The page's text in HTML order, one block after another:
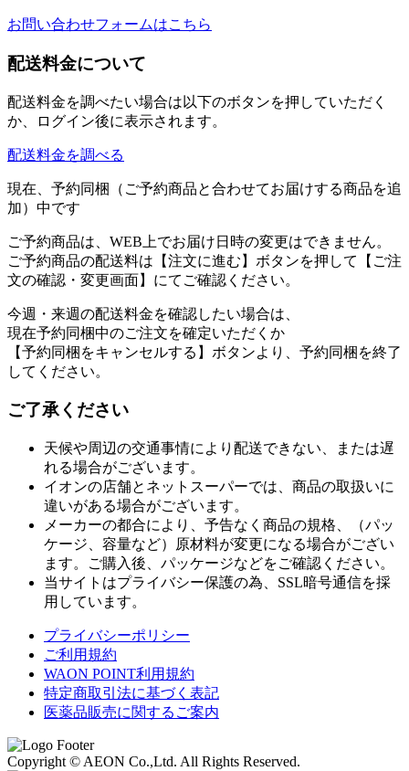
お問い合わせフォームはこちら
配送料金について
配送料金を調べたい場合は以下のボタンを押していただく
か、ログイン後に表示されます。
配送料金を調べる
現在、予約同梱（ご予約商品と合わせてお届けする商品を追
加）中です
ご予約商品は、WEB上でお届け日時の変更はできません。
ご予約商品の配送料は【注文に進む】ボタンを押して【ご注
文の確認・変更画面】にてご確認ください。
今週・来週の配送料金を確認したい場合は、
現在予約同梱中のご注文を確定いただくか
【予約同梱をキャンセルする】ボタンより、予約同梱を終了
してください。
ご了承ください
天候や周辺の交通事情により配送できない、または遅
れる場合がございます。
イオンの店舗とネットスーパーでは、商品の取扱いに
違いがある場合がございます。
メーカーの都合により、予告なく商品の規格、（パッ
ケージ、容量など）原材料が変更になる場合がござい
ます。ご購入後、パッケージなどをご確認ください。
当サイトはプライバシー保護の為、SSL暗号通信を採
用しています。
プライバシーポリシー
ご利用規約
WAON POINT利用規約
特定商取引法に基づく表記
医薬品販売に関するご案内
Copyright © AEON Co.,Ltd. All Rights Reserved.